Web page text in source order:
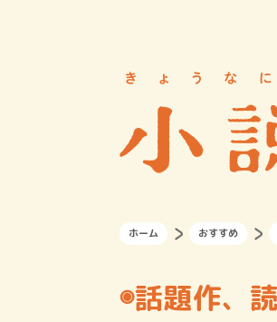
ホーム おすすめ
◉話題作、